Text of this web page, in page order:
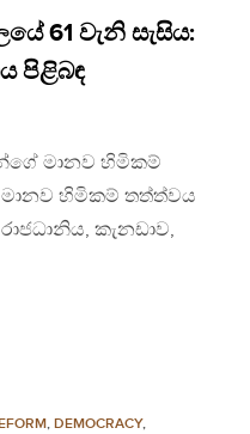
61 වැනි සැසිය:
පිළිබඳ
මානව හිමිකම්
මානව හිමිකම් තත්ත්වය
කැනඩාව,
, DEMOCRACY,